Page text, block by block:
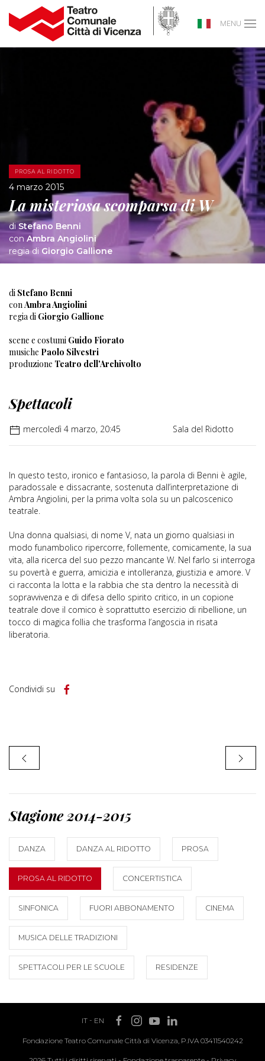
MENU
PROSA AL RIDOTTO
4 marzo 2015
La misteriosa scomparsa di W
di Stefano Benni
con Ambra Angiolini
regia di Giorgio Gallione
di Stefano Benni
conAmbra Angiolini
regia di Giorgio Gallione
scene e costumi Guido Fiorato
musiche Paolo Silvestri
produzione Teatro dell'Archivolto
Spettacoli
mercoledì 4 marzo, 20:45 Sala del Ridotto
In questo testo, ironico e fantasioso, la parola di Benni è agile,
paradossale e dissacrante, sostenuta dall’interpretazione di
Ambra Angiolini, per la prima volta sola su un palcoscenico
teatrale.
Una donna qualsiasi, di nome V, nata un giorno qualsiasi in
modo funambolico ripercorre, follemente, comicamente, la sua
vita, alla ricerca del suo pezzo mancante W. Nel farlo si interroga
su povertà e guerra, amicizia e intolleranza, giustizia e amore. V
ci racconta la lotta e la rabbia che sta dentro la necessità di
sopravvivenza e di difesa dello spirito critico, in un copione
teatrale dove il comico è soprattutto esercizio di ribellione, un
tocco di magica follia che trasforma l’angoscia in risata
liberatoria.
Condividi su
Stagione 2014-2015
DANZA DANZA AL RIDOTTO PROSA
PROSA AL RIDOTTO CONCERTISTICA
SINFONICA FUORI ABBONAMENTO CINEMA
MUSICA DELLE TRADIZIONI
SPETTACOLI PER LE SCUOLE RESIDENZE
IT- EN
Fondazione Teatro Comunale Città di Vicenza, P.IVA 03411540242